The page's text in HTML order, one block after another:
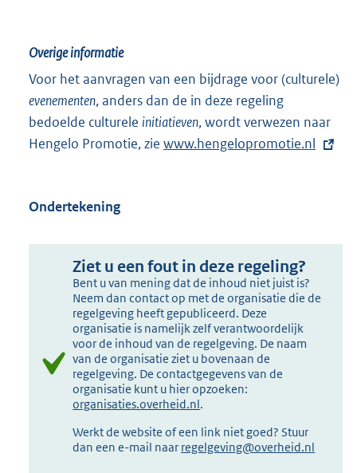
Overige informatie
Voor het aanvragen van een bijdrage voor (culturele)
evenementen, anders dan de in deze regeling
bedoelde culturele initiatieven, wordt verwezen naar
Hengelo Promotie, zie E
e
l
i
n
k
:
www.hengelopromotie.nl
Ondertekening
Ziet u een fout in deze regeling?
Bent u van mening dat de inhoud niet juist is?
Neem dan contact op met de organisatie die de
regelgeving heeft gepubliceerd. Deze
organisatie is namelijk zelf verantwoordelijk
voor de inhoud van de regelgeving. De naam
van de organisatie ziet u bovenaan de
regelgeving. De contactgegevens van de
organisatie kunt u hier opzoeken:
organisaties.overheid.nl.
Werkt de website of een link niet goed? Stuur
dan een e-mail naar regelgeving@overheid.nl